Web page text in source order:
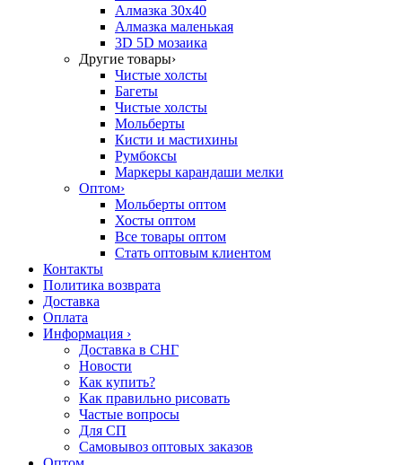
Алмазка 30х40
Алмазка маленькая
3D 5D мозаика
Другие товары›
Чистые холсты
Багеты
Чистые холсты
Мольберты
Кисти и мастихины
Румбоксы
Маркеры карандаши мелки
Оптом›
Мольберты оптом
Хосты оптом
Все товары оптом
Стать оптовым клиентом
Контакты
Политика возврата
Доставка
Оплата
Информация ›
Доставка в СНГ
Новости
Как купить?
Как правильно рисовать
Частые вопросы
Для СП
Самовывоз оптовых заказов